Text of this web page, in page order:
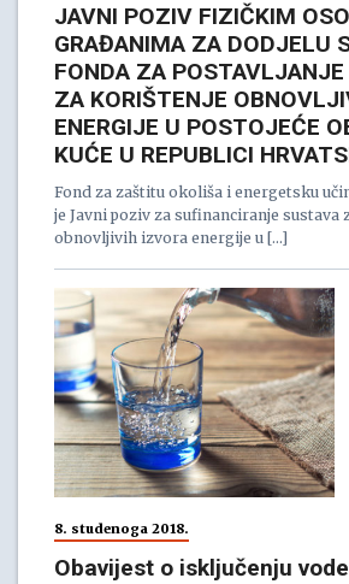
JAVNI POZIV FIZIČKIM
GRAĐANIMA ZA DODJELU
FONDA ZA
ZA KORIŠTENJE
ENERGIJE U POSTOJEĆE
KUĆE U REPUBLICI
Fond za zaštitu okoliša i energetsku
je Javni poziv za sufinanciranje sustava
obnovljivih izvora energije u […]
8. studenoga 2018.
Obavijest o isključenju